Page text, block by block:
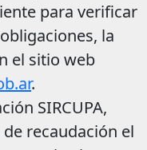
para verificar
la
el sitio web
.
SIRCUPA,
recaudación el